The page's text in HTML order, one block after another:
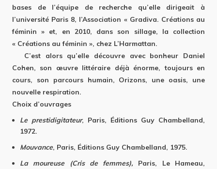
bases de l’équipe de recherche qu’elle dirigeait à
l’université Paris 8, l’Association « Gradiva. Créations au
féminin » et, en 2010, dans son sillage, la collection
« Créations au féminin », chez L’Harmattan.
C’est alors qu’elle découvre avec bonheur Daniel
Cohen, son œuvre littéraire déjà énorme, toujours en
cours, son parcours humain, Orizons, une oasis, une
nouvelle respiration.
Choix d’ouvrages
Le prestidigitateur, Paris, Éditions Guy Chambelland,
1972.
Mouvance, Paris, Éditions Guy Chambelland, 1975.
La moureuse (Cris de femmes), Paris, Le Hameau,